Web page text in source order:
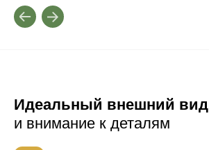
Идеальный внешний вид
и внимание к деталям